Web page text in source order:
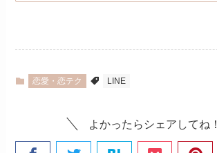
恋愛・恋テク LINE
よかったらシェアしてね！